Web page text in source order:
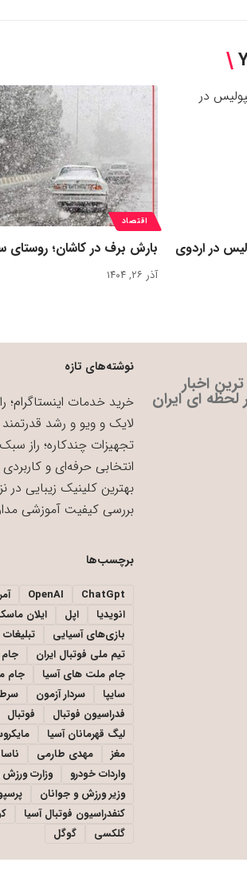
در اردوی
اقتصاد
بارش برف در کاشان؛ روستای
آذر ۲۶, ۱۴۰۴
اخبار
لحظه ای ایران
نوشته‌های تازه
خرید خدمات اینستاگرام؛
لایک و ویو و رشد
تجهیزات چندکاره؛ راز
انتخابی حرفه‌ای و
بهترین کلینیک زیبایی در
بررسی کیفیت آموزشی
برچسب‌ها
ChatGpt
OpenAI
انویدیا
اپل ایلان
بازی‌های آسیایی
تبلیغات
تیم ملی فوتبال ایران
جام ملت های آسیا
جام
سایپا
سردار آزمون
فدراسیون فوتبال
فوتبال
لیگ قهرمانان آسیا
مغز
مهدی طارمی ناسا
واردات خودرو
وزارت
وزیر ورزش و جوانان
کنفدراسیون فوتبال آسیا
گلکسی
گوگل